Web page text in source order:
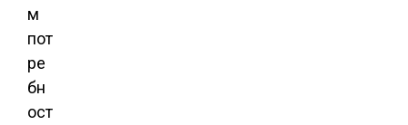
м
пот
ре
бн
ост